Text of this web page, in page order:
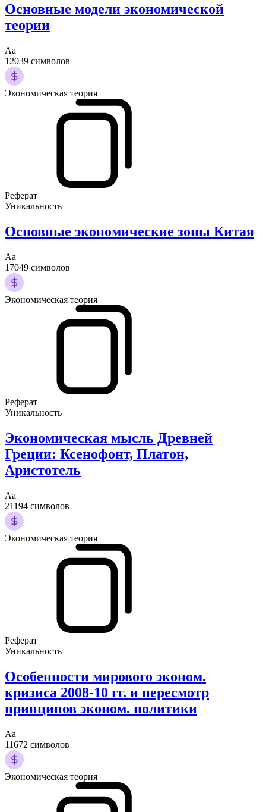
Основные модели экономической
теории
Аа
12039 символов
Экономическая теория
Реферат
Уникальность
Основные экономические зоны Китая
Аа
17049 символов
Экономическая теория
Реферат
Уникальность
Экономическая мысль Древней
Греции: Ксенофонт, Платон,
Аристотель
Аа
21194 символов
Экономическая теория
Реферат
Уникальность
Особенности мирового эконом.
кризиса 2008-10 гг. и пересмотр
принципов эконом. политики
Аа
11672 символов
Экономическая теория